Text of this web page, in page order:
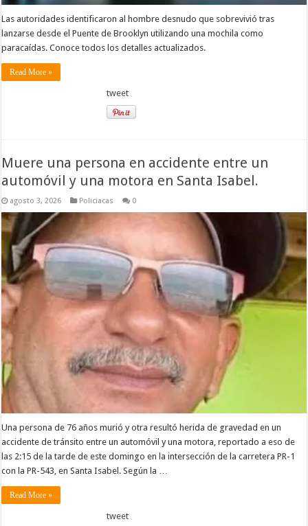
Las autoridades identificaron al hombre desnudo que sobrevivió tras
lanzarse desde el Puente de Brooklyn utilizando una mochila como
paracaídas. Conoce todos los detalles actualizados.
Read More »
tweet
Muere una persona en accidente entre un
automóvil y una motora en Santa Isabel.
agosto 3, 2026 Policiacas 0
Una persona de 76 años murió y otra resultó herida de gravedad en un
accidente de tránsito entre un automóvil y una motora, reportado a eso de
las 2:15 de la tarde de este domingo en la intersección de la carretera PR-1
con la PR-543, en Santa Isabel. Según la …
Read More »
tweet